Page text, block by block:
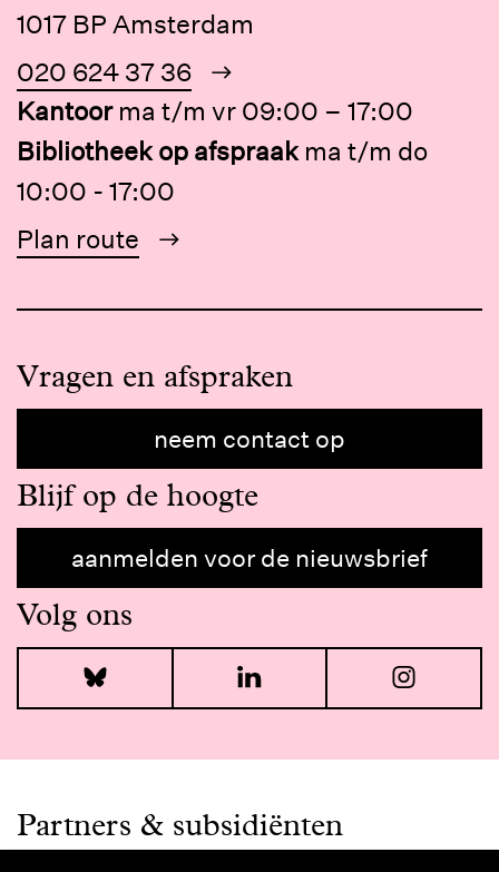
1017 BP Amsterdam
020 624 37 36
Kantoor ma t/m vr 09:00 – 17:00
Bibliotheek op afspraak ma t/m do
10:00 - 17:00
Plan route
Vragen en afspraken
neem contact op
Blijf op de hoogte
aanmelden voor de nieuwsbrief
Volg ons
Bluesky LinkedIn
Partners & subsidiënten